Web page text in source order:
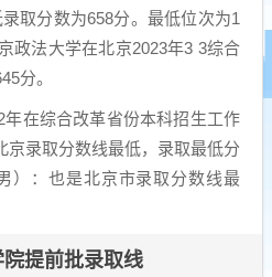
取分数为658分。最低位次为1
政法大学在北京2023年3 3综合
分。
在综合改革省份本科招生工作
京录取分数线最低，录取最低分
）：也是北京市录取分数线最
提前批录取线